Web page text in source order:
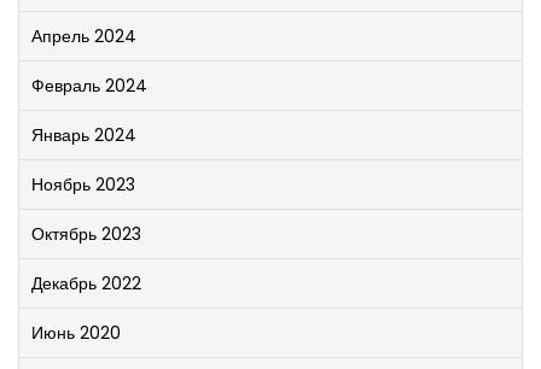
Апрель 2024
Февраль 2024
Январь 2024
Ноябрь 2023
Октябрь 2023
Декабрь 2022
Июнь 2020